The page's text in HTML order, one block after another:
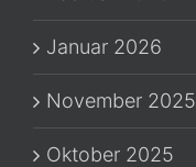
Januar 2026
November 2025
Oktober 2025